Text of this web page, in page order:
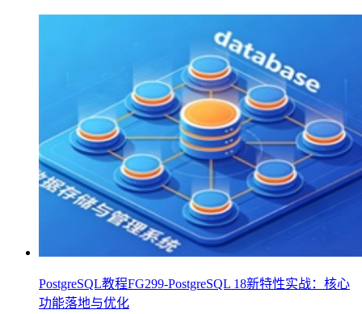
PostgreSQL教程FG299-PostgreSQL 18新特性实战：核心
功能落地与优化